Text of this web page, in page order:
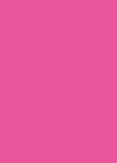
dan tidak
logistik yang
Selain proses